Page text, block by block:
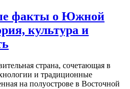
факты о Южной
культура и
страна, сочетающая в
и традиционные
на полуострове в Восточной